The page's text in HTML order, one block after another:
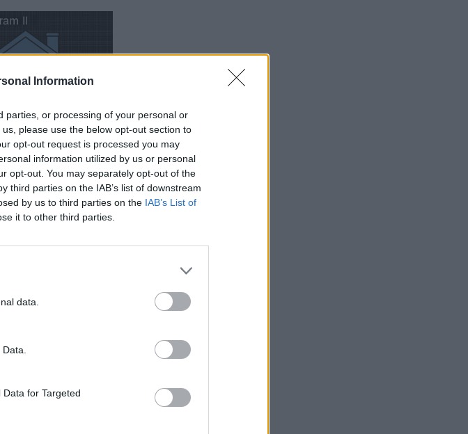
Information
parties, or processing of your personal or
please use the below opt-out section to
opt-out request is processed you may
information utilized by us or personal
opt-out. You may separately opt-out of the
third parties on the IAB’s list of downstream
by us to third parties on the IAB’s List of
it to other third parties.
data.
for Targeted
Knírek a brněnská
David Drozda.
v provozu již brzy